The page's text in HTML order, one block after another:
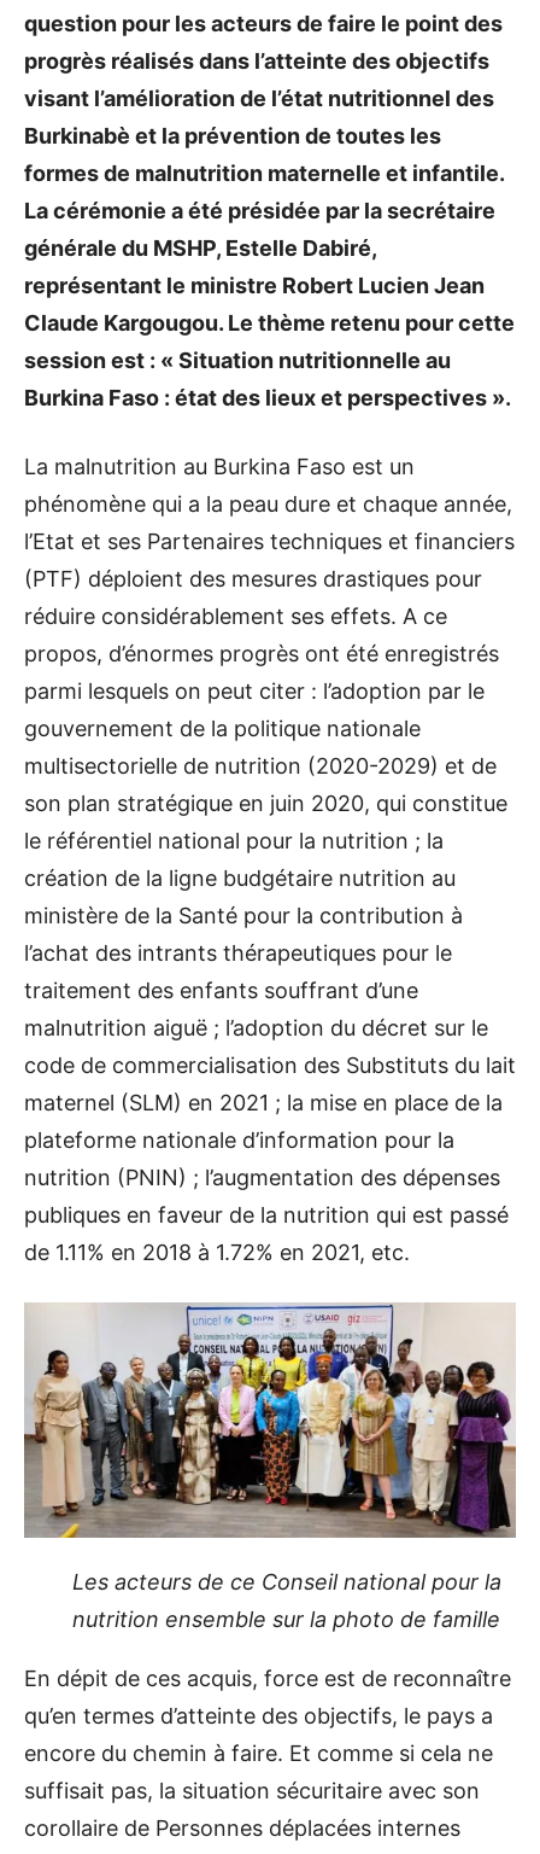
question pour les acteurs de faire le point des
progrès réalisés dans l’atteinte des objectifs
visant l’amélioration de l’état nutritionnel des
Burkinabè et la prévention de toutes les
formes de malnutrition maternelle et infantile.
La cérémonie a été présidée par la secrétaire
générale du MSHP, Estelle Dabiré,
représentant le ministre Robert Lucien Jean
Claude Kargougou. Le thème retenu pour cette
session est : « Situation nutritionnelle au
Burkina Faso : état des lieux et perspectives ».
La malnutrition au Burkina Faso est un
phénomène qui a la peau dure et chaque année,
l’Etat et ses Partenaires techniques et financiers
(PTF) déploient des mesures drastiques pour
réduire considérablement ses effets. A ce
propos, d’énormes progrès ont été enregistrés
parmi lesquels on peut citer : l’adoption par le
gouvernement de la politique nationale
multisectorielle de nutrition (2020-2029) et de
son plan stratégique en juin 2020, qui constitue
le référentiel national pour la nutrition ; la
création de la ligne budgétaire nutrition au
ministère de la Santé pour la contribution à
l’achat des intrants thérapeutiques pour le
traitement des enfants souffrant d’une
malnutrition aiguë ; l’adoption du décret sur le
code de commercialisation des Substituts du lait
maternel (SLM) en 2021 ; la mise en place de la
plateforme nationale d’information pour la
nutrition (PNIN) ; l’augmentation des dépenses
publiques en faveur de la nutrition qui est passé
de 1.11% en 2018 à 1.72% en 2021, etc.
Les acteurs de ce Conseil national pour la
nutrition ensemble sur la photo de famille
En dépit de ces acquis, force est de reconnaître
qu’en termes d’atteinte des objectifs, le pays a
encore du chemin à faire. Et comme si cela ne
suffisait pas, la situation sécuritaire avec son
corollaire de Personnes déplacées internes